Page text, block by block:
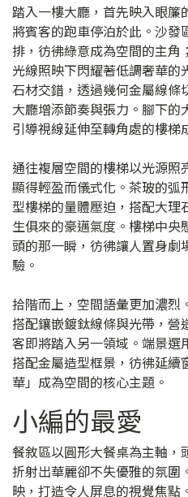
踏入一樓大廳，首先映入眼簾
將賓客的跑車停泊於此。沙發
排，彷彿綠意成為空間的主角
光線照映下閃耀著低調奢華的
石材交錯，透過幾何金屬線條
大廳增添節奏與張力。腳下的
引導視線延伸至轉角處的樓梯
通往複層空間的樓梯以光源
顯得輕盈而儀式化。茶玻的弧
型樓梯的量體壓迫，搭配大理
生俱來的豪邁氣度。樓梯中
頭的那一瞬，彷彿讓人置身劇
驗。
拾階而上，空間語彙更加濃烈
搭配鑲嵌鍍鈦線條與光帶，營
客即將踏入另一領域。端景選
搭配金屬造型框景，彷彿延
華」成為空間的核心主題。
小編的最愛
餐敘區以圓形大餐桌為主軸，
折射出華麗卻不失優雅的氛圍
映，打造令人屏息的視覺焦